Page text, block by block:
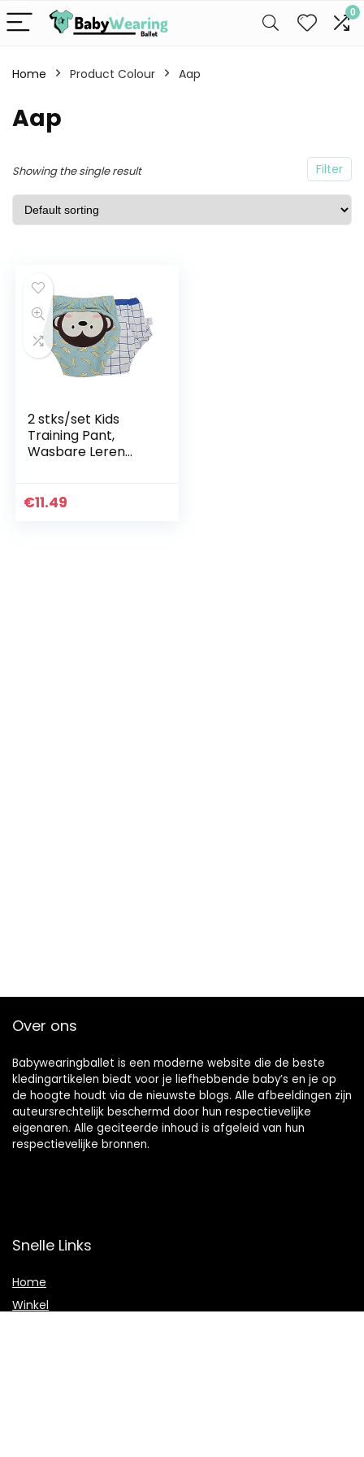
0
Home Product Colour Aap
Aap
Filter
Showing the single result
2 stks/set Kids
Training Pant,
Wasbare Leren
voor Baby Jongens
€11.49
Over ons
Babywearingballet is een moderne website die de beste
kledingartikelen biedt voor je liefhebbende baby’s en je op
de hoogte houdt via de nieuwste blogs. Alle afbeeldingen zijn
auteursrechtelijk beschermd door hun respectievelijke
eigenaren. Alle geciteerde inhoud is afgeleid van hun
respectievelijke bronnen.
Snelle Links
Home
Winkel